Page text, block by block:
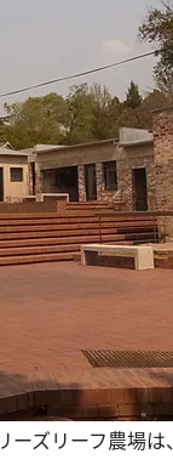
ーズリーフ農場